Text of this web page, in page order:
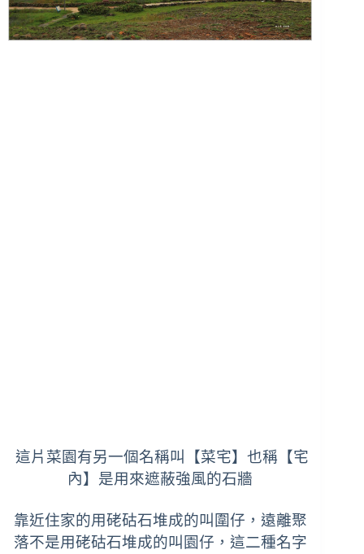
這片菜園有另一個名稱叫【菜宅】也稱【宅
內】是用來遮蔽強風的石牆
靠近住家的用硓𥑮石堆成的叫圍仔，遠離聚
落不是用硓𥑮石堆成的叫園仔，這二種名字